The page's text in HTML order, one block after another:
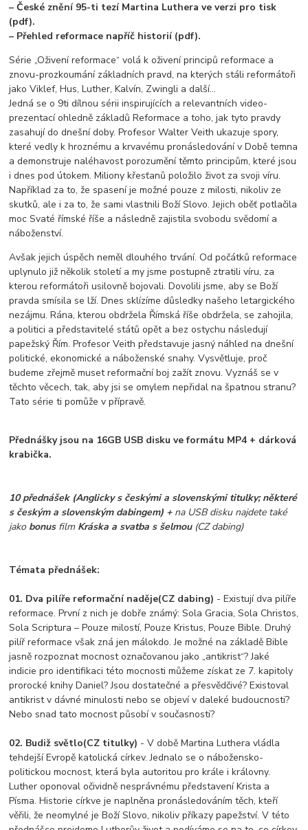
– České znění 95-ti tezí Martina Luthera ve verzi pro tisk
(pdf).
– Přehled reformace napříč historií (pdf).
Série „Oživení reformace“ volá k oživení principů reformace a
znovu-prozkoumání základních pravd, na kterých stáli reformátoři
jako Viklef, Hus, Luther, Kalvín, Zwingli a další…
Jedná se o 9ti dílnou sérii inspirujících a relevantních video-
prezentací ohledně základů Reformace a toho, jak tyto pravdy
zasahují do dnešní doby. Profesor Walter Veith ukazuje spory,
které vedly k hroznému a krvavému pronásledování v Době temna
a demonstruje naléhavost porozumění těmto principům, které jsou
i dnes pod útokem. Miliony křesťanů položilo život za svoji víru.
Například za to, že spasení je možné pouze z milosti, nikoliv ze
skutků, ale i za to, že sami vlastnili Boží Slovo. Jejich oběť potlačila
moc Svaté římské říše a následně zajistila svobodu svědomí a
náboženství.
Avšak jejich úspěch neměl dlouhého trvání. Od počátků reformace
uplynulo již několik století a my jsme postupně ztratili víru, za
kterou reformátoři usilovně bojovali. Dovolili jsme, aby se Boží
pravda smísila se lží. Dnes sklízíme důsledky našeho letargického
nezájmu. Rána, kterou obdržela Římská říše obdržela, se zahojila,
a politici a představitelé států opět a bez ostychu následují
papežský Řím. Profesor Veith představuje jasný náhled na dnešní
politické, ekonomické a náboženské snahy. Vysvětluje, proč
budeme zřejmě muset reformační boj zažít znovu. Vyznáš se v
těchto věcech, tak, aby jsi se omylem nepřidal na špatnou stranu?
Tato série ti pomůže v přípravě.
Přednášky jsou na 16GB USB disku ve formátu MP4 + dárková
krabička.
10 přednášek (Anglicky s českými a slovenskými titulky; některé
s českým a slovenským dabingem) + na USB disku najdete také
jako bonus film Kráska a svatba s šelmou (CZ dabing)
Témata přednášek:
01. Dva pilíře reformační naděje(CZ dabing) - Existují dva pilíře
reformace. První z nich je dobře známý: Sola Gracia, Sola Christos,
Sola Scriptura – Pouze milostí, Pouze Kristus, Pouze Bible. Druhý
pilíř reformace však zná jen málokdo. Je možné na základě Bible
jasně rozpoznat mocnost označovanou jako „antikrist“? Jaké
indicie pro identifikaci této mocnosti můžeme získat ze 7. kapitoly
prorocké knihy Daniel? Jsou dostatečné a přesvědčivé? Existoval
antikrist v dávné minulosti nebo se objeví v daleké budoucnosti?
Nebo snad tato mocnost působí v současnosti?
02. Budiž světlo(CZ titulky) - V době Martina Luthera vládla
tehdejší Evropě katolická církev. Jednalo se o nábožensko-
politickou mocnost, která byla autoritou pro krále i královny.
Luther oponoval očividně nesprávnému představení Krista a
Písma. Historie církve je naplněna pronásledováním těch, kteří
věřili, že neomylné je Boží Slovo, nikoliv příkazy papežství. V této